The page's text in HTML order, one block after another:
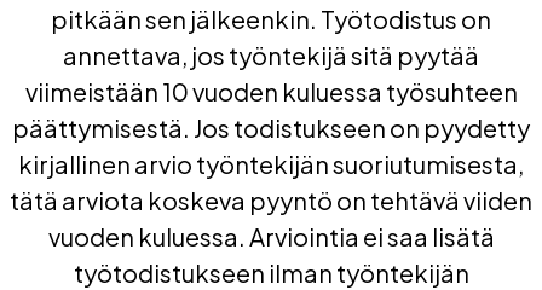
pitkään sen jälkeenkin. Työtodistus on
annettava, jos työntekijä sitä pyytää
viimeistään 10 vuoden kuluessa työsuhteen
päättymisestä. Jos todistukseen on pyydetty
kirjallinen arvio työntekijän suoriutumisesta,
tätä arviota koskeva pyyntö on tehtävä viiden
vuoden kuluessa. Arviointia ei saa lisätä
työtodistukseen ilman työntekijän